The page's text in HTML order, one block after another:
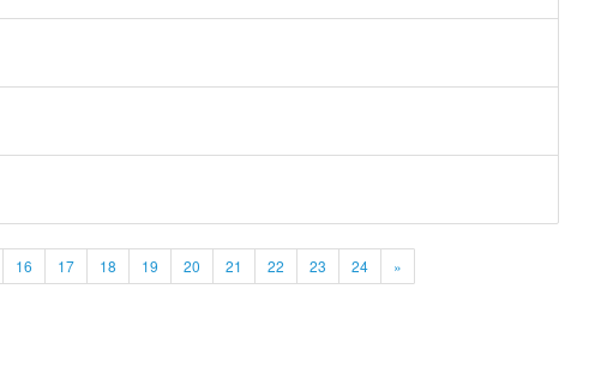
16 17 18 19 20 21 22 23 24 »